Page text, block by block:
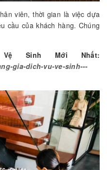
viên, thời gian là việc dựa
cầu của khách hàng. Chúng
Sinh Mới Nhất:
gia-dich-vu-ve-sinh---